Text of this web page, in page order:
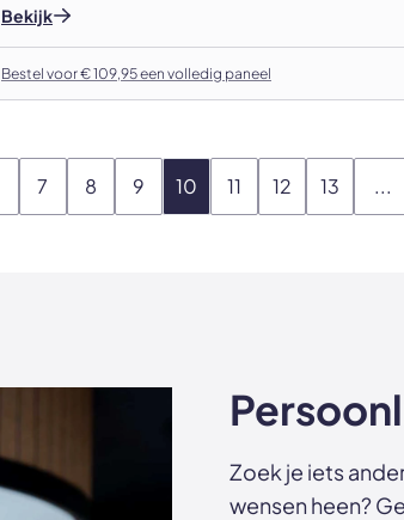
Bekijk
Bestel voor € 109,95 een volledig paneel
7 8 9 10 11 12 13 ...
Zoek je iets
wensen heen?